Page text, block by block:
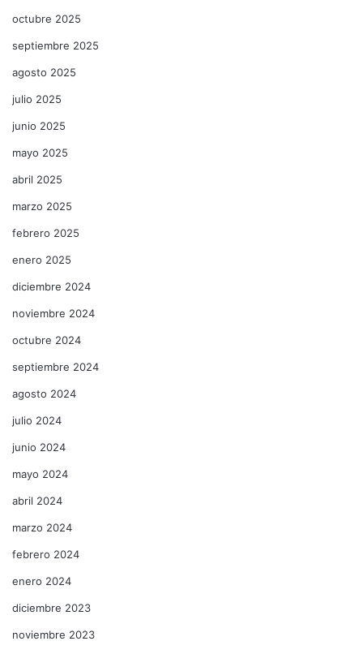
octubre 2025
septiembre 2025
agosto 2025
julio 2025
junio 2025
mayo 2025
abril 2025
marzo 2025
febrero 2025
enero 2025
diciembre 2024
noviembre 2024
octubre 2024
septiembre 2024
agosto 2024
julio 2024
junio 2024
mayo 2024
abril 2024
marzo 2024
febrero 2024
enero 2024
diciembre 2023
noviembre 2023